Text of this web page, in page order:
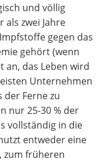
und völlig
zwei Jahre
gegen das
gehört (wenn
an, das Leben wird
Unternehmen
Ferne zu
nur 25-30 % der
vollständig in die
entweder eine
zum früheren